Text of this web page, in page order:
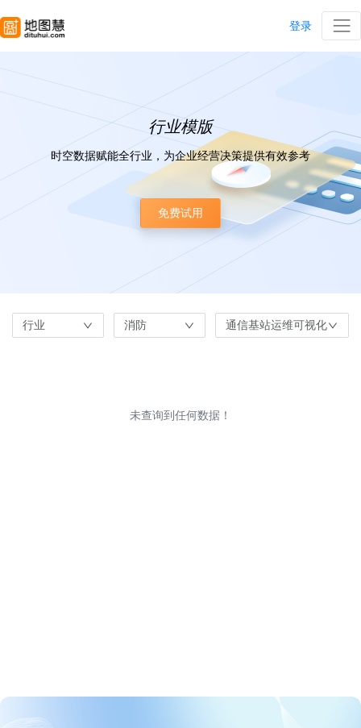
登录
行业模版
时空数据赋能全行业，为企业经营决策提供有效参考
免费试用
行业 消防 通信基站运维可视化
未查询到任何数据！